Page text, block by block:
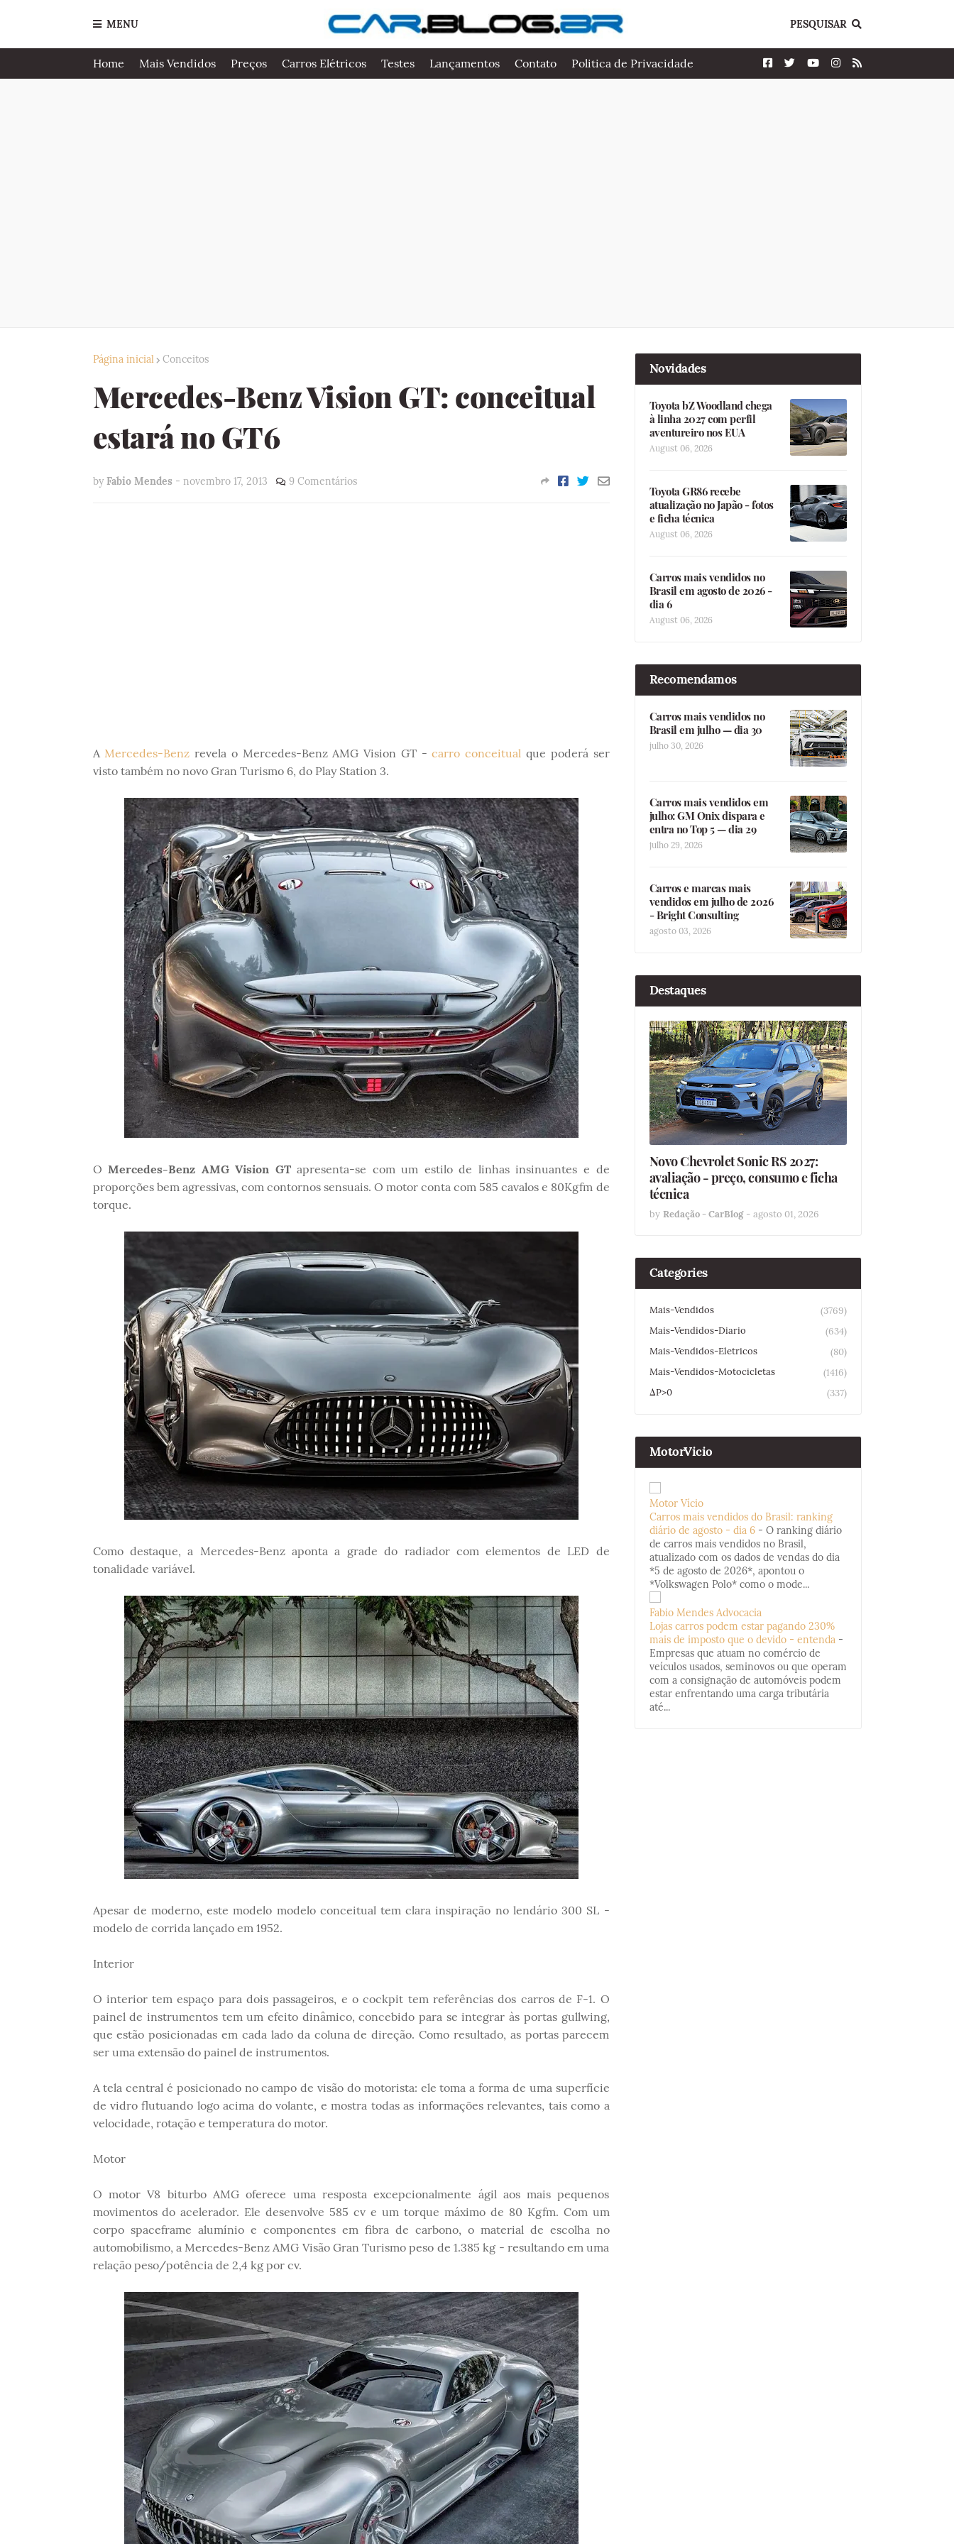
MENU PESQUISAR
Home Mais Vendidos Preços Carros Elétricos Testes Lançamentos Contato Politica de Privacidade
Página inicial Conceitos
Mercedes-Benz Vision GT: conceitual
estará no GT6
by Fabio Mendes - novembro 17, 2013 9 Comentários
AMercedes-Benz revela o Mercedes-Benz AMG Vision GT -carro conceitual que poderá ser
visto também no novo Gran Turismo 6, do Play Station 3.
OMercedes-Benz AMG Vision GTapresenta-se com um estilo de linhas insinuantes e de
proporções bem agressivas, com contornos sensuais. O motor conta com 585 cavalos e 80Kgfm de
torque.
Como destaque, a Mercedes-Benz aponta a grade do radiador com elementos de LED de
tonalidade variável.
Apesar de moderno, este modelo modelo conceitual tem clara inspiração no lendário 300 SL -
modelo de corrida lançado em 1952.
Interior
O interior tem espaço para dois passageiros, e o cockpit tem referências dos carros de F-1. O
painel de instrumentos tem um efeito dinâmico, concebido para se integrar às portas gullwing,
que estão posicionadas em cada lado da coluna de direção. Como resultado, as portas parecem
ser uma extensão do painel de instrumentos.
A tela central é posicionado no campo de visão do motorista: ele toma a forma de uma superfície
de vidro flutuando logo acima do volante, e mostra todas as informações relevantes, tais como a
velocidade, rotação e temperatura do motor.
Motor
O motor V8 biturbo AMG oferece uma resposta excepcionalmente ágil aos mais pequenos
movimentos do acelerador. Ele desenvolve 585 cv e um torque máximo de 80 Kgfm. Com um
corpo spaceframe alumínio e componentes em fibra de carbono, o material de escolha no
automobilismo, a Mercedes-Benz AMG Visão Gran Turismo peso de 1.385 kg - resultando em uma
relação peso/potência de 2,4 kg por cv.
Novidades
Toyota bZ Woodland chega
à linha 2027 com perfil
aventureiro nos EUA
August 06, 2026
Toyota GR86 recebe
atualização no Japão - fotos
e ficha técnica
August 06, 2026
Carros mais vendidos no
Brasil em agosto de 2026 -
dia 6
August 06, 2026
Recomendamos
Carros mais vendidos no
Brasil em julho — dia 30
julho 30, 2026
Carros mais vendidos em
julho: GM Onix dispara e
entra no Top 5 — dia 29
julho 29, 2026
Carros e marcas mais
vendidos em julho de 2026
- Bright Consulting
agosto 03, 2026
Destaques
Novo Chevrolet Sonic RS 2027:
avaliação - preço, consumo e ficha
técnica
by Redação - CarBlog - agosto 01, 2026
Categories
Mais-Vendidos
(3769)
Mais-Vendidos-Diario
(634)
Mais-Vendidos-Eletricos
(80)
Mais-Vendidos-Motocicletas
(1416)
ΔP>0
(337)
MotorVicio
Motor Vício
Carros mais vendidos do Brasil: ranking
diário de agosto - dia 6 - O ranking diário
de carros mais vendidos no Brasil,
atualizado com os dados de vendas do dia
*5 de agosto de 2026*, apontou o
*Volkswagen Polo* como o mode...
Fabio Mendes Advocacia
Lojas carros podem estar pagando 230%
mais de imposto que o devido - entenda -
Empresas que atuam no comércio de
veículos usados, seminovos ou que operam
com a consignação de automóveis podem
estar enfrentando uma carga tributária
até...